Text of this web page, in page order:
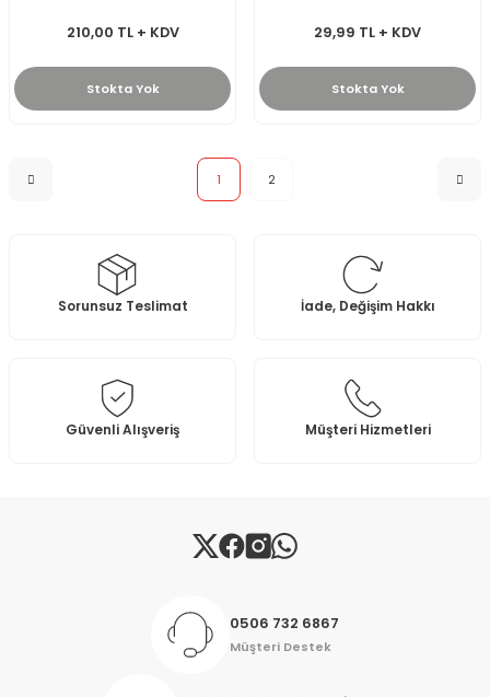
210,00 TL + KDV
Stokta Yok
29,99 TL + KDV
Stokta Yok
1 2
Sorunsuz Teslimat İade, Değişim Hakkı
Güvenli Alışveriş Müşteri Hizmetleri
0506 732 6867
Müşteri Destek